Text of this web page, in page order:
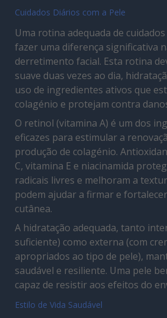
Cuidados Diários com a Pele
Uma rotina adequada de
fazer uma diferença significativa
derretimento facial. Esta rotina
suave duas vezes ao dia,
uso de ingredientes ativos que
colagénio e protejam contra
O retinol (vitamina A) é um dos
eficazes para estimular a
produção de colagénio.
C, vitamina E e niacinamida
radicais livres e melhoram a
podem ajudar a firmar e
cutânea.
A hidratação adequada, tanto
suficiente) como externa (com
apropriados ao tipo de pele),
saudável e resiliente. Uma pele
capaz de resistir aos efeitos do
Estilo de Vida Saudável